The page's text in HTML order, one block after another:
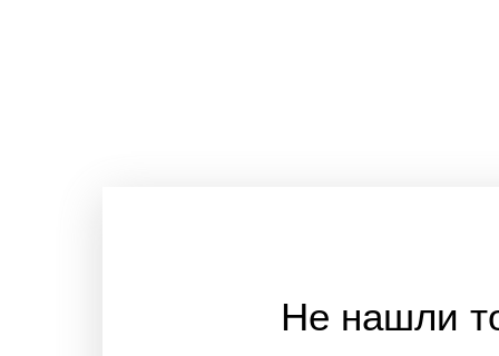
Не нашли